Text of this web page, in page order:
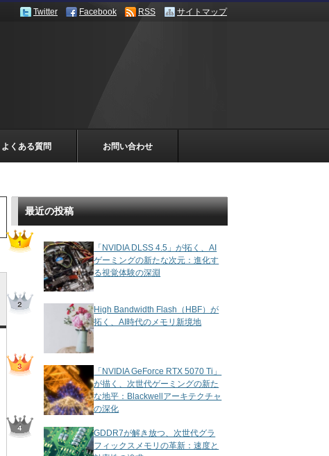
よくある質問 お問い合わせ
最近の投稿
「NVIDIA DLSS 4.5」が拓く、AI
ゲーミングの新たな次元：進化す
る視覚体験の深淵
High Bandwidth Flash（HBF）が
拓く、AI時代のメモリ新境地
「NVIDIA GeForce RTX 5070 Ti」
が描く、次世代ゲーミングの新た
な地平：Blackwellアーキテクチャ
の深化
GDDR7が解き放つ、次世代グラ
フィックスメモリの革新：速度と
Twitter Facebook RSS サイトマップ